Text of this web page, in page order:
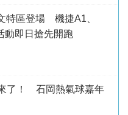
特區登場 機捷A1、
動即日搶先開跑
了！ 石岡熱氣球嘉年